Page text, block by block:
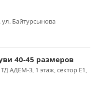
ул. Байтурсынова
40-45 размеров
АДЕМ-3, 1 этаж, сектор Е1,